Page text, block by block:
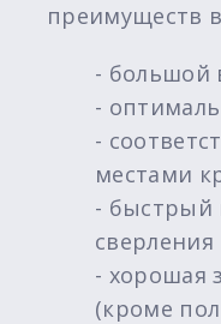
преимуществ
- большой
-
-
местами
- быстрый
сверления
- хорошая
(кроме